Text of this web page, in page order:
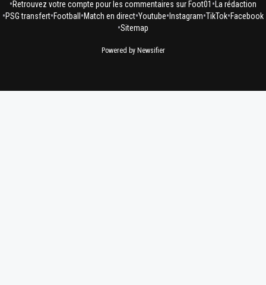
•Retrouvez votre compte pour les commentaires sur Foot01 •La rédaction
•PSG transfert•Football•Match en direct•Youtube•Instagram•TikTok•Facebook
•Sitemap
Powered by Newsifier